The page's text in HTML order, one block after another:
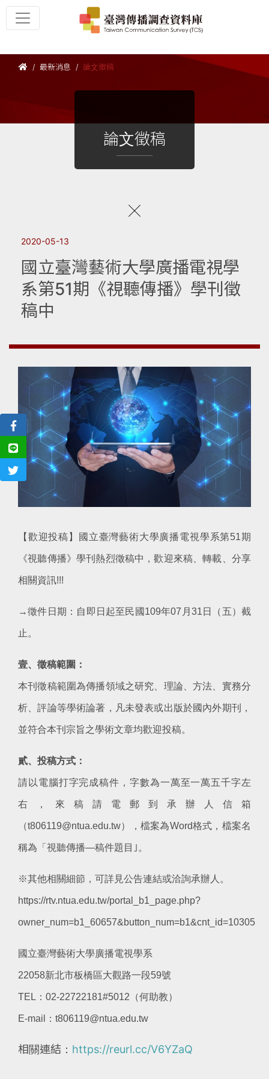
最新消息 論文徵稿
論文徵稿
2020-05-13
國立臺灣藝術大學廣播電視學
系第51期《視聽傳播》學刊徵
稿中
【歡迎投稿】國立臺灣藝術大學廣播電視學系第51期
《視聽傳播》學刊熱烈徵稿中，歡迎來稿、轉載、分享
相關資訊!!!
→徵件日期：自即日起至民國109年07月31日（五）截
止。
壹、徵稿範圍：
本刊徵稿範圍為傳播領域之研究、理論、方法、實務分
析、評論等學術論著，凡未發表或出版於國內外期刊，
並符合本刊宗旨之學術文章均歡迎投稿。
貳、投稿方式：
請以電腦打字完成稿件，字數為一萬至一萬五千字左
右，來稿請電郵到承辦人信箱
（t806119@ntua.edu.tw），檔案為Word格式，檔案名
稱為「視聽傳播—稿件題目｣。
※其他相關細節，可詳見公告連結或洽詢承辦人。
https://rtv.ntua.edu.tw/portal_b1_page.php?
owner_num=b1_60657&button_num=b1&cnt_id=10305
國立臺灣藝術大學廣播電視學系
22058新北市板橋區大觀路一段59號
TEL：02-22722181#5012（何助教）
E-mail：t806119@ntua.edu.tw
相關連結： https://reurl.cc/V6YZaQ